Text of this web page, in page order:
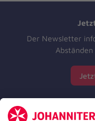
Der Newsletter